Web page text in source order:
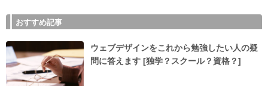
おすすめ記事
ウェブデザインをこれから勉強したい人の疑
問に答えます [独学？スクール？資格？]